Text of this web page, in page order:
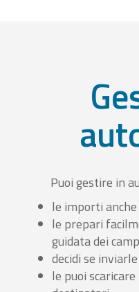
Puoi gestire in
le importi
le prepari
guidata dei
decidi se
le puoi